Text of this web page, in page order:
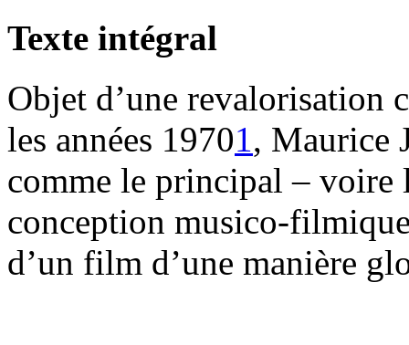
Texte intégral
Objet d’une revalorisation
les années 19701, Maurice
comme le principal – voire
conception musico-
d’un film d’une manière